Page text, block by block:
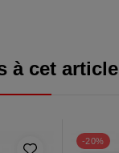
à cet article
-20%